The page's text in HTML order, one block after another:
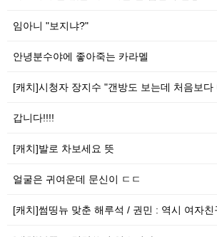
임아니 "보지냐?"
안녕분수야에 좋아죽는 카라멜
[캐치]시청자 장지수 "갠방도 보는데 처음보다
갑니다!!!!
[캐치]발로 차보세요 뜻
얼굴은 귀여운데 문신이 ㄷㄷ
[캐치]썸띵뉴 맞춘 해루석 / 권민 : 역시 여자친